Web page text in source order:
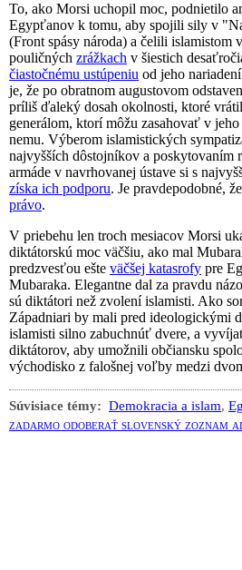
To, ako Morsi uchopil moc, podnietilo
Egypťanov k tomu, aby spojili sily v
(Front spásy národa) a čelili islamistom
pouličných zrážkach v šiestich
čiastočnému ustúpeniu od jeho
je, že po obratnom augustovom
príliš ďaleký dosah okolnosti, ktoré
generálom, ktorí môžu zasahovať v
nemu. Výberom islamistických
najvyšších dôstojníkov a poskytovaním
armáde v navrhovanej ústave si s
získa ich podporu. Je pravdepodobné,
právo.
V priebehu len troch mesiacov Morsi
diktátorskú moc väčšiu, ako mal
predzvesťou ešte väčšej katasrofy pre
Mubaraka. Elegantne dal za pravdu
sú diktátori než zvolení islamisti. Ako
Západniari by mali pred ideologickými
islamisti silno zabuchnúť dvere, a
diktátorov, aby umožnili občiansku
východisko z falošnej voľby medzi
Súvisiace témy: Demokracia a islam,
zadarmo odoberať slovenský zoznam